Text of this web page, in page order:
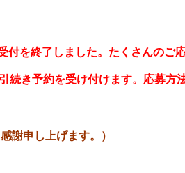
付を終了しました。たくさんのご
続き予約を受け付けます。 応募方
謝申し上げます。）